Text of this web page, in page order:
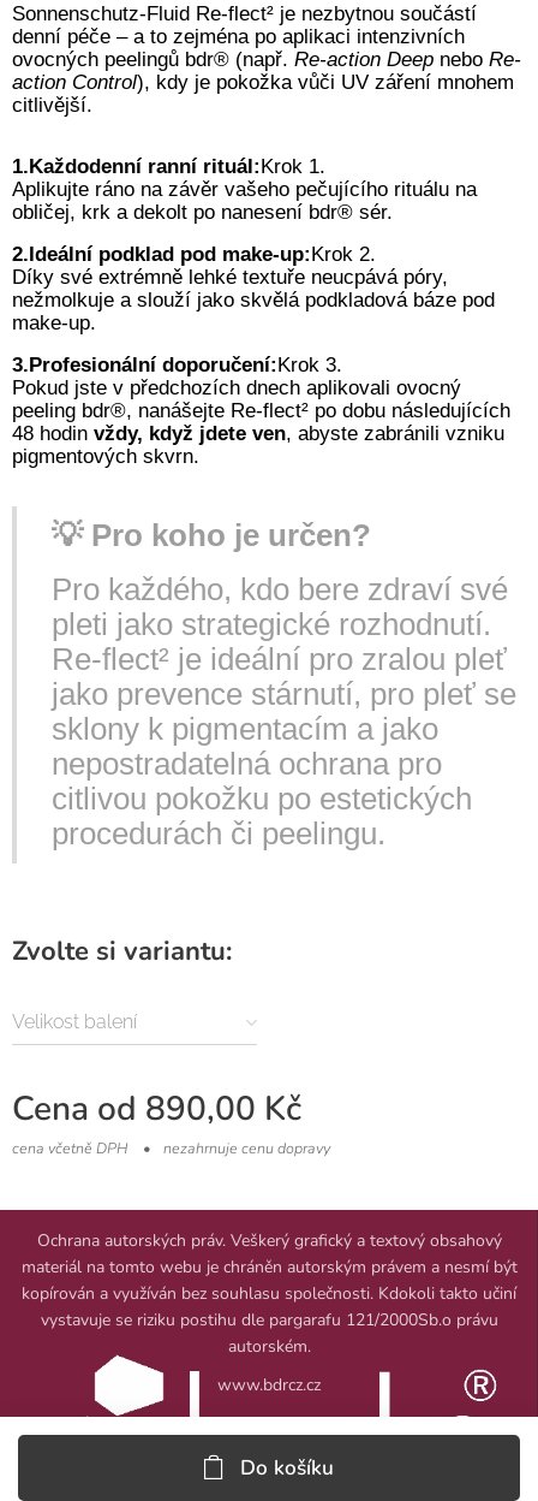
Sonnenschutz-Fluid Re-flect² je nezbytnou součástí
denní péče – a to zejména po aplikaci intenzivních
ovocných peelingů bdr® (např. Re-action Deep nebo Re-
action Control), kdy je pokožka vůči UV záření mnohem
citlivější.
1.Každodenní ranní rituál:Krok 1.
Aplikujte ráno na závěr vašeho pečujícího rituálu na
obličej, krk a dekolt po nanesení bdr® sér.
2.Ideální podklad pod make-up:Krok 2.
Díky své extrémně lehké textuře neucpává póry,
nežmolkuje a slouží jako skvělá podkladová báze pod
make-up.
3.Profesionální doporučení:Krok 3.
Pokud jste v předchozích dnech aplikovali ovocný
peeling bdr®, nanášejte Re-flect² po dobu následujících
48 hodin vždy, když jdete ven, abyste zabránili vzniku
pigmentových skvrn.
💡 Pro koho je určen?
Pro každého, kdo bere zdraví své
pleti jako strategické rozhodnutí.
Re-flect² je ideální pro zralou pleť
jako prevence stárnutí, pro pleť se
sklony k pigmentacím a jako
nepostradatelná ochrana pro
citlivou pokožku po estetických
procedurách či peelingu.
Zvolte si variantu:
Velikost balení
Cena od 890,00 Kč
cena včetně DPH nezahrnuje cenu dopravy
Do košíku
Ochrana autorských práv. Veškerý grafický a textový obsahový
materiál na tomto webu je chráněn autorským právem a nesmí být
kopírován a využíván bez souhlasu společnosti. Kdokoli takto učiní
vystavuje se riziku postihu dle pargarafu 121/2000Sb.o právu
autorském.
www.bdrcz.cz